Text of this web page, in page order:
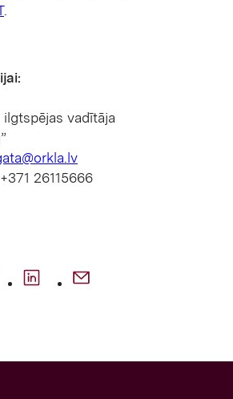
.
vadītāja
26115666